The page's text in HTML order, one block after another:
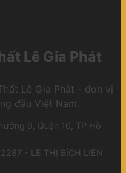
Lê Gia Phát
Lê Gia Phát - đơn vị
đầu Việt Nam.
9, Quận 10, TP Hồ
- LÊ THỊ BÍCH LIÊN